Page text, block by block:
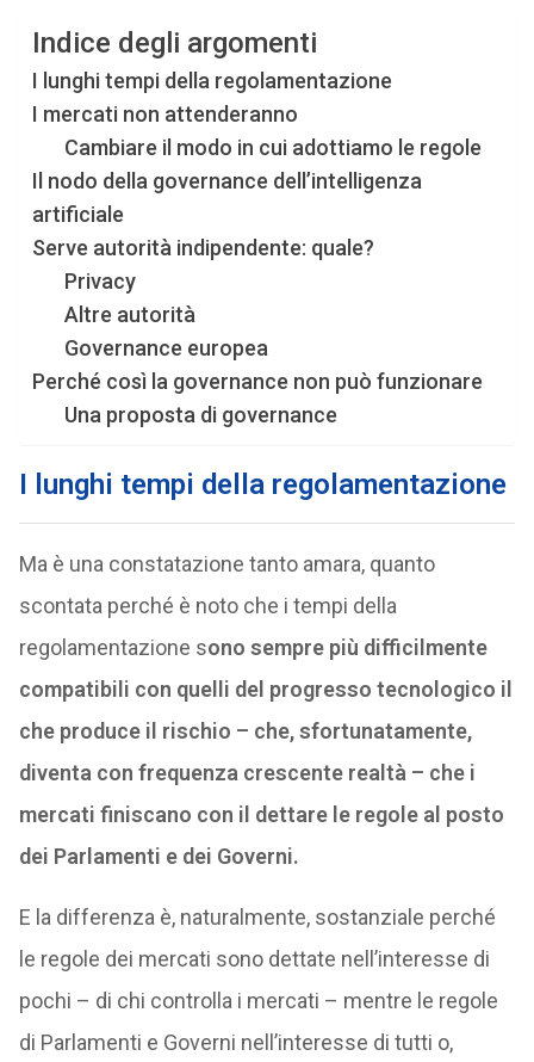
Indice degli argomenti
I lunghi tempi della regolamentazione
I mercati non attenderanno
Cambiare il modo in cui adottiamo le regole
Il nodo della governance dell’intelligenza
artificiale
Serve autorità indipendente: quale?
Privacy
Altre autorità
Governance europea
Perché così la governance non può funzionare
Una proposta di governance
I lunghi tempi della regolamentazione
Ma è una constatazione tanto amara, quanto
scontata perché è noto che i tempi della
regolamentazione sono sempre più difficilmente
compatibili con quelli del progresso tecnologico il
che produce il rischio – che, sfortunatamente,
diventa con frequenza crescente realtà – che i
mercati finiscano con il dettare le regole al posto
dei Parlamenti e dei Governi.
E la differenza è, naturalmente, sostanziale perché
le regole dei mercati sono dettate nell’interesse di
pochi – di chi controlla i mercati – mentre le regole
di Parlamenti e Governi nell’interesse di tutti o,